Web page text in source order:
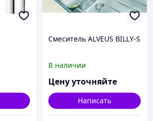
Смеситель ALVEUS BILLY-S
В наличии
Цену уточняйте
Написать